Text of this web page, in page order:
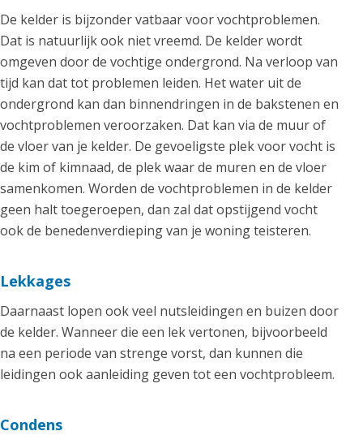
De kelder is bijzonder vatbaar voor vochtproblemen.
Dat is natuurlijk ook niet vreemd. De kelder wordt
omgeven door de vochtige ondergrond. Na verloop van
tijd kan dat tot problemen leiden. Het water uit de
ondergrond kan dan binnendringen in de bakstenen en
vochtproblemen veroorzaken. Dat kan via de muur of
de vloer van je kelder. De gevoeligste plek voor vocht is
de kim of kimnaad, de plek waar de muren en de vloer
samenkomen. Worden de vochtproblemen in de kelder
geen halt toegeroepen, dan zal dat opstijgend vocht
ook de benedenverdieping van je woning teisteren.
Lekkages
Daarnaast lopen ook veel nutsleidingen en buizen door
de kelder. Wanneer die een lek vertonen, bijvoorbeeld
na een periode van strenge vorst, dan kunnen die
leidingen ook aanleiding geven tot een vochtprobleem.
Condens